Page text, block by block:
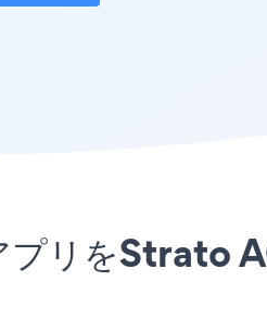
リをStrato